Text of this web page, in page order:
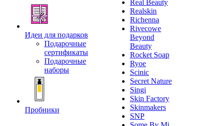
Идеи для подарков
Подарочные
сертификаты
Подарочные
наборы
Пробники
Real Beauty
Realskin
Richenna
Rivecowe
Beyond
Beauty
Rocket Soap
Ryoe
Scinic
Secret Nature
Singi
Skin Factory
Skinmakers
SNP